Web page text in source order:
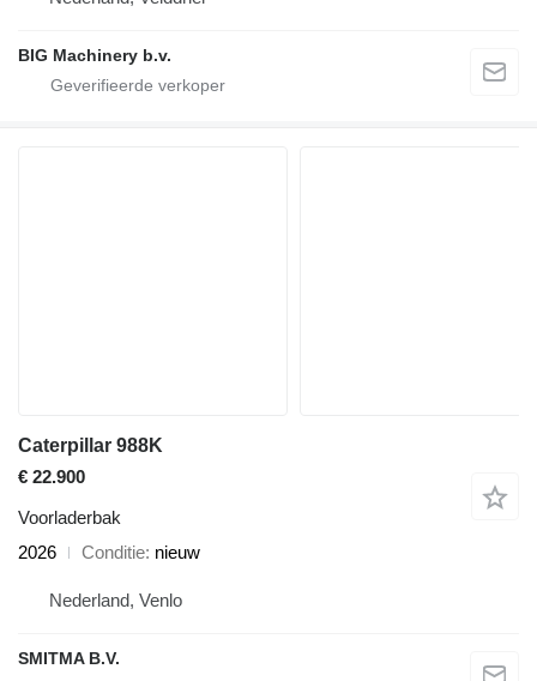
BIG Machinery b.v.
Caterpillar 988K
€ 22.900
Voorladerbak
2026
Conditie nieuw
Nederland, Venlo
SMITMA B.V.